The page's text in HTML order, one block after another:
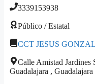
3339153938
Público / Estatal
CCT JESUS
Calle Amistad Jardines
Guadalajara ,